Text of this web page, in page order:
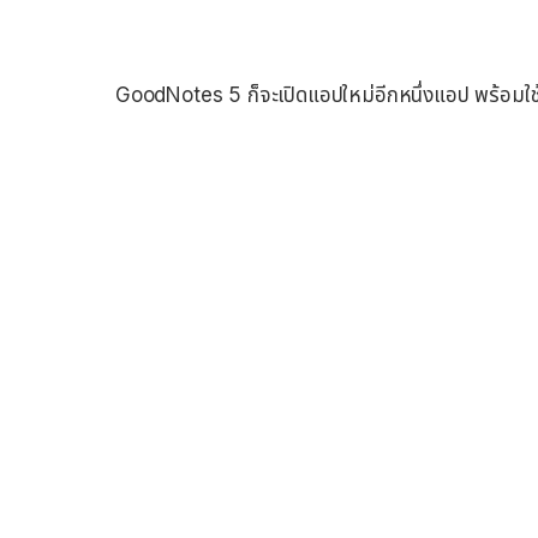
GoodNotes 5 ก็จะเปิดแอปใหม่อีกหนึ่งแอป พร้อม